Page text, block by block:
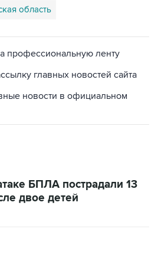
область
профессиональную ленту
главных новостей сайта
новости в официальном
БПЛА пострадали 13
двое детей